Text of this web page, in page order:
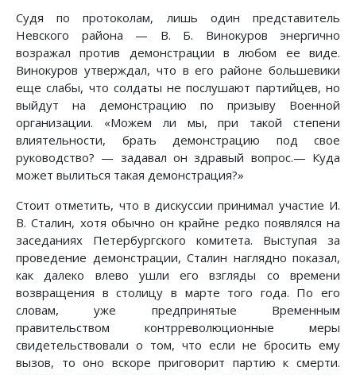
Судя по протоколам, лишь один представитель
Невского района — В. Б. Винокуров энергично
возражал против демонстрации в любом ее виде.
Винокуров утверждал, что в его районе большевики
еще слабы, что солдаты не послушают партийцев, но
выйдут на демонстрацию по призыву Военной
организации. «Можем ли мы, при такой степени
влиятельности, брать демонстрацию под свое
руководство? — задавал он здравый вопрос.— Куда
может вылиться такая демонстрация?»
Стоит отметить, что в дискуссии принимал участие И.
В. Сталин, хотя обычно он крайне редко появлялся на
заседаниях Петербургского комитета. Выступая за
проведение демонстрации, Сталин наглядно показал,
как далеко влево ушли его взгляды со времени
возвращения в столицу в марте того года. По его
словам, уже предпринятые Временным
правительством контрреволюционные меры
свидетельствовали о том, что если не бросить ему
вызов, то оно вскоре приговорит партию к смерти.